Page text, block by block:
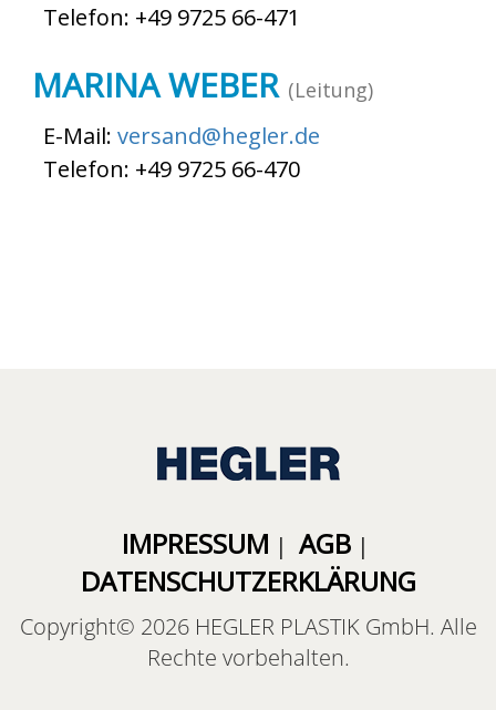
Telefon: +49 9725 66-471
MARINA WEBER (Leitung)
E-Mail: versand@hegler.de
Telefon: +49 9725 66-470
IMPRESSUM | AGB|
DATENSCHUTZERKLÄRUNG
Copyright© 2026 HEGLER PLASTIK GmbH. Alle
Rechte vorbehalten.